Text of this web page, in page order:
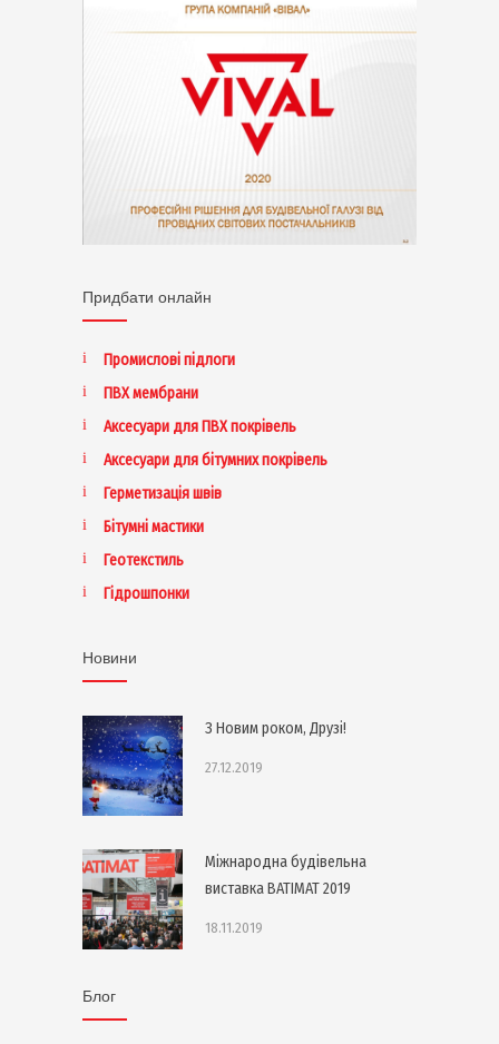
Придбати онлайн
Промислові підлоги
ПВХ мембрани
Аксесуари для ПВХ покрівель
Аксесуари для бітумних покрівель
Герметизація швів
Бітумні мастики
Геотекстиль
Гідрошпонки
Новини
З Новим роком, Друзі!
27.12.2019
Міжнародна будівельна
виставка BATIMAT 2019
18.11.2019
Блог